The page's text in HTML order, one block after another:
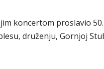
koncertom proslavio
druženju, Gornjoj